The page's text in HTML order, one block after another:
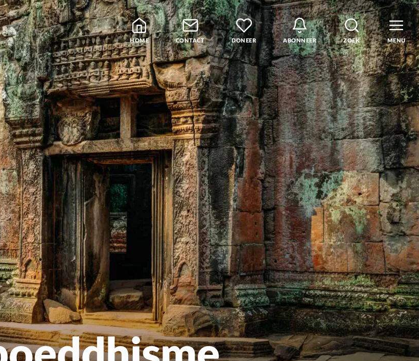
MENU
ZOEK
ABONNEER
DONEER
CONTACT
HOME
Blog
Leraren
Podcast en Praatjes
Samatha Meditatie
De Vier Edele Waarheden
Theravada Bibliotheek
Gratis Meditatiecursus
EN NL